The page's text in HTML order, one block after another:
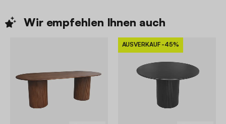
Wir empfehlen Ihnen auch
AUSVERKAUF -45%